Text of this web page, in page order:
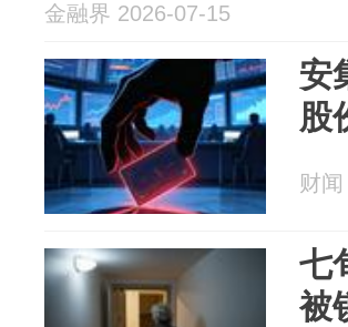
金融界 2026-07-15
安
股
财
七
被